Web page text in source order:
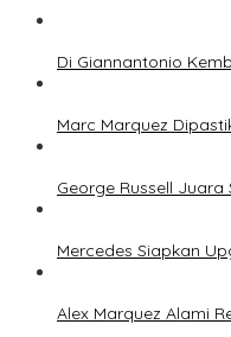
Di Giannantonio
Marc Marquez
George Russell
Mercedes Siapkan
Alex Marquez Alami